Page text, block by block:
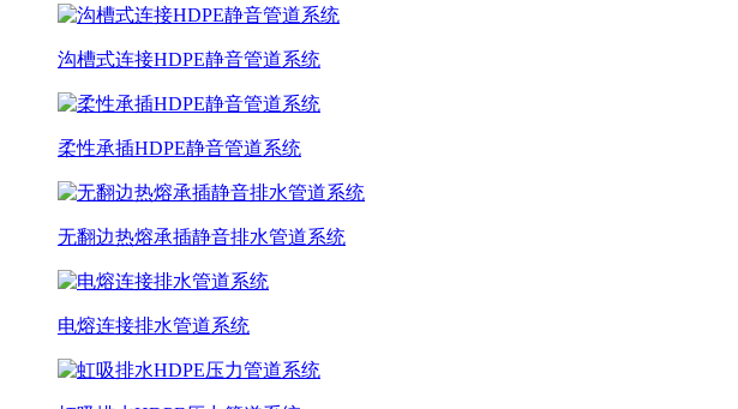
沟槽式连接HDPE静音管道系统
柔性承插HDPE静音管道系统
无翻边热熔承插静音排水管道系统
电熔连接排水管道系统